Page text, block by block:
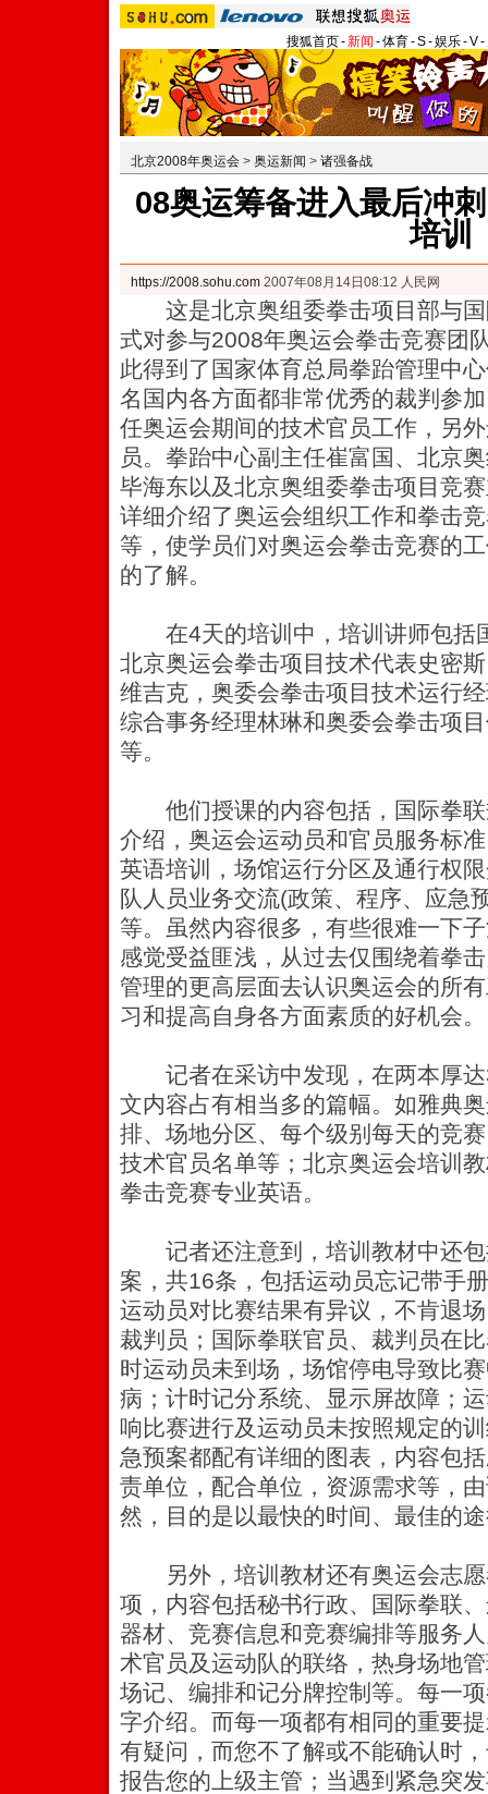
搜狐首页-新闻 -体育-S-娱乐-V-
北京2008年奥运会 > 奥运新闻 > 诸强备战
08奥运筹备进入最后冲
培训
https://2008.sohu.com 2007年08月14日08:12 人民网
这是北京奥组委拳击项目部与国
式对参与2008年奥运会拳击竞赛团
此得到了国家体育总局拳跆管理中
名国内各方面都非常优秀的裁判参
任奥运会期间的技术官员工作，另
员。 拳跆中心副主任崔富国、北京
毕海东以及北京奥组委拳击项目竞
详细介绍了奥运会组织工作和拳击
等，使学员们对奥运会拳击竞赛的
的了解。
在4天的培训中，培训讲师包括
北京奥运会拳击项目技术代表史密
维吉克，奥委会拳击项目技术运行
综合事务经理林琳和奥委会拳击项
等。
他们授课的内容包括，国际拳联
介绍，奥运会运动员和官员服务标
英语培训，场馆运行分区及通行权
队人员业务交流(政策、程序、应急
等。虽然内容很多，有些很难一下
感觉受益匪浅，从过去仅围绕着拳
管理的更高层面去认识奥运会的所
习和提高自身各方面素质的好机会。
记者在采访中发现，在两本厚达
文内容占有相当多的篇幅。如雅典
排、场地分区、每个级别每天的竞
技术官员名单等；北京奥运会培训
拳击竞赛专业英语。
记者还注意到，培训教材中还包
案，共16条，包括运动员忘记带手
运动员对比赛结果有异议，不肯退
裁判员；国际拳联官员、裁判员在
时运动员未到场，场馆停电导致比
病；计时记分系统、显示屏故障；
响比赛进行及运动员未按照规定的
急预案都配有详细的图表，内容包
责单位，配合单位，资源需求等，
然，目的是以最快的时间、最佳的
另外，培训教材还有奥运会志愿
项，内容包括秘书行政、国际拳联
器材、竞赛信息和竞赛编排等服务
术官员及运动队的联络，热身场地
场记、编排和记分牌控制等。每一
字介绍。而每一项都有相同的重要
有疑问，而您不了解或不能确认时
报告您的上级主管；当遇到紧急突